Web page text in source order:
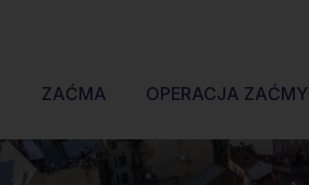
ZAĆMA OPERACJA ZAĆMY